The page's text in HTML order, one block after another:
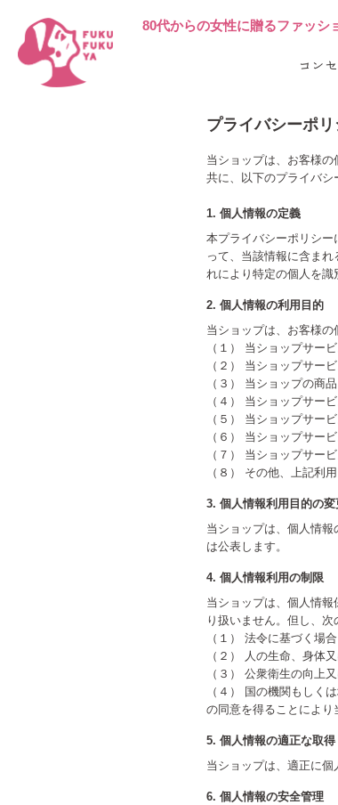
80代からの女性に贈るファッシ
コン
プライバシーポ
当ショップは、お客様
共に、以下のプライバシ
1. 個人情報の定義
本プライバシーポリシ
って、当該情報に含ま
れにより特定の個人を識
2. 個人情報の利用目的
当ショップは、お客様の
（１） 当ショップサー
（２） 当ショップサー
（３） 当ショップの商
（４） 当ショップサー
（５） 当ショップサー
（６） 当ショップサー
（７） 当ショップサー
（８） その他、上記利
3. 個人情報利用目的の変
当ショップは、個人情
は公表します。
4. 個人情報利用の制限
当ショップは、個人情
り扱いません。但し、次
（１） 法令に基づく場合
（２） 人の生命、身体
（３） 公衆衛生の向上
（４） 国の機関もしく
の同意を得ることにより
5. 個人情報の適正な取得
当ショップは、適正に個
6. 個人情報の安全管理